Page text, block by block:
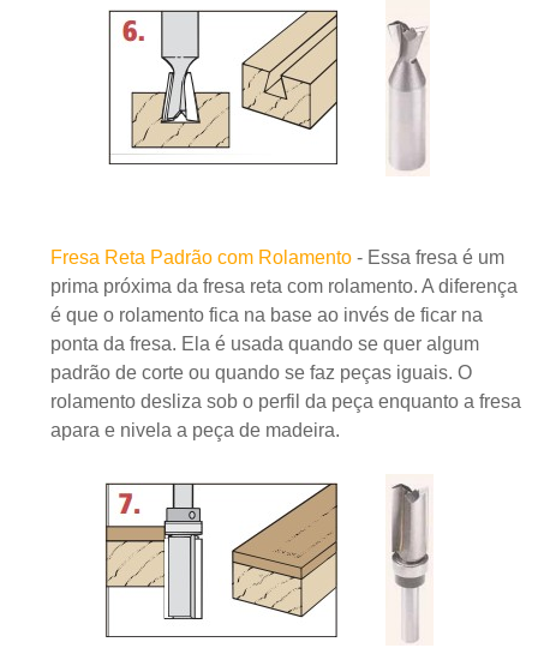
Fresa Reta Padrão com Rolamento - Essa fresa é um
prima próxima da fresa reta com rolamento. A diferença
é que o rolamento fica na base ao invés de ficar na
ponta da fresa. Ela é usada quando se quer algum
padrão de corte ou quando se faz peças iguais. O
rolamento desliza sob o perfil da peça enquanto a fresa
apara e nivela a peça de madeira.